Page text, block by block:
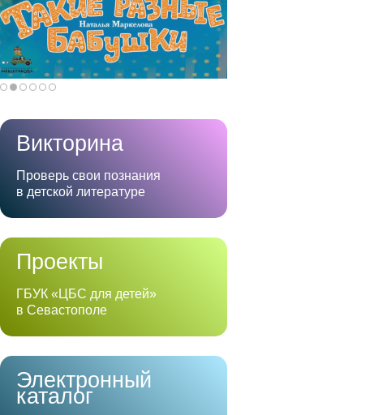
Викторина
Проверь свои познания
в детской литературе
Проекты
ГБУК «ЦБС для детей»
в Севастополе
Электронный
каталог